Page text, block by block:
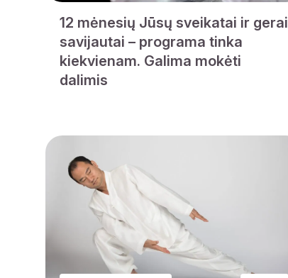
12 mėnesių Jūsų sveikatai ir gerai
savijautai – programa tinka
kiekvienam. Galima mokėti
dalimis